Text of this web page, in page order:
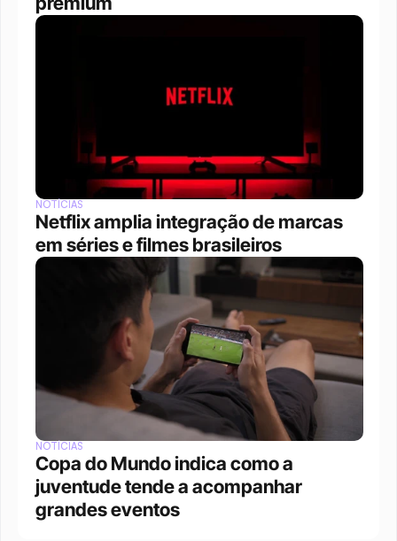
NOTÍCIAS
Netflix amplia integração de marcas
em séries e filmes brasileiros
NOTÍCIAS
Copa do Mundo indica como a
juventude tende a acompanhar
grandes eventos